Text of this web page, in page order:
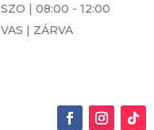
SZO | 08:00 - 12:00
VAS | ZÁRVA